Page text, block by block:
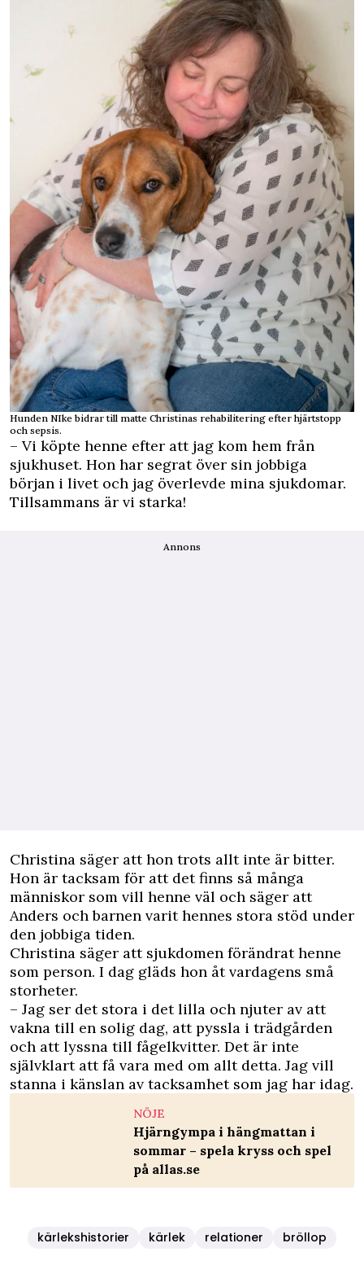
Hunden NIke bidrar till matte Christinas rehabilitering efter hjärtstopp
och sepsis.
– Vi köpte henne efter att jag kom hem från
sjukhuset. Hon har segrat över sin jobbiga
början i livet och jag överlevde mina sjukdomar.
Tillsammans är vi starka!
Annons
Christina säger att hon trots allt inte är bitter.
Hon är tacksam för att det finns så många
människor som vill henne väl och säger att
Anders och barnen varit hennes stora stöd under
den jobbiga tiden.
Christina säger att sjukdomen förändrat henne
som person. I dag gläds hon åt vardagens små
storheter.
– Jag ser det stora i det lilla och njuter av att
vakna till en solig dag, att pyssla i trädgården
och att lyssna till fågelkvitter. Det är inte
självklart att få vara med om allt detta. Jag vill
stanna i känslan av tacksamhet som jag har idag.
NÖJE
Hjärngympa i hängmattan i
sommar – spela kryss och spel
på allas.se
kärlekshistorier kärlek relationer bröllop